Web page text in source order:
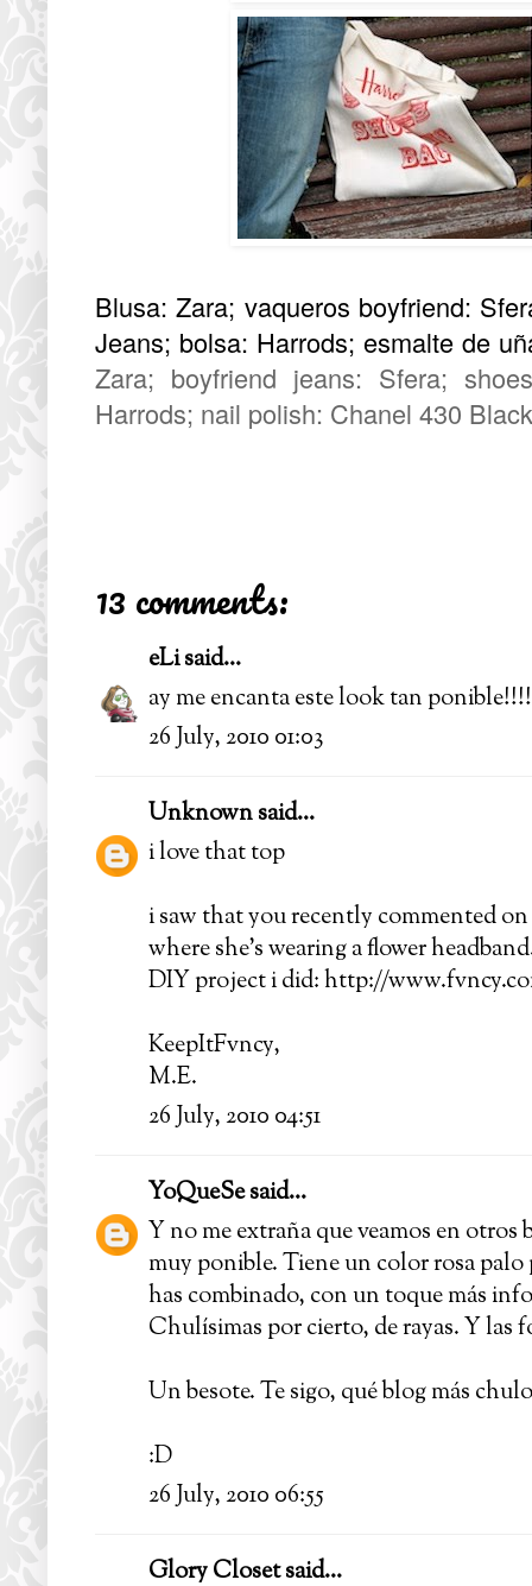
Blusa: Zara; vaqueros boyfriend:
Jeans; bolsa: Harrods; esmalte de
Zara; boyfriend jeans: Sfera;
Harrods; nail polish: Chanel 430
13 comments:
eLisaid...
ay me encanta este look tan
26 July, 2010 01:03
Unknownsaid...
i love that top
i saw that you recently commented
where she's wearing a flower
DIY project i did: http://
KeepItFvncy,
M.E.
26 July, 2010 04:51
YoQueSesaid...
Y no me extraña que veamos en otros
muy ponible. Tiene un color rosa
has combinado, con un toque más
Chulísimas por cierto, de rayas. Y las
Un besote. Te sigo, qué blog más chulo
:D
26 July, 2010 06:55
Glory Closetsaid...